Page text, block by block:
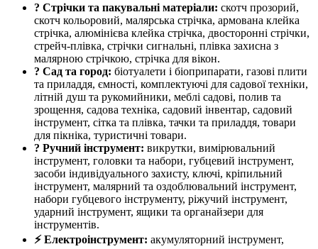
? Стрічки та пакувальні матеріали: скотч прозорий,
скотч кольоровий, малярська стрічка, армована клейка
стрічка, алюмінієва клейка стрічка, двосторонні стрічки,
стрейч-плівка, стрічки сигнальні, плівка захисна з
малярною стрічкою, стрічка для вікон.
? Сад та город: біотуалети і біоприпарати, газові плити
та приладдя, ємності, комплектуючі для садової техніки,
літній душ та рукомийники, меблі садові, полив та
зрощення, садова техніка, садовий інвентар, садовий
інструмент, сітка та плівка, тачки та приладдя, товари
для пікніка, туристичні товари.
?️ Ручний інструмент: викрутки, вимірювальний
інструмент, головки та набори, губцевий інструмент,
засоби індивідуального захисту, ключі, кріпильний
інструмент, малярний та оздоблювальний інструмент,
набори губцевого інструменту, ріжучий інструмент,
ударний інструмент, ящики та органайзери для
інструментів.
⚡ Електроінструмент: акумуляторний інструмент,